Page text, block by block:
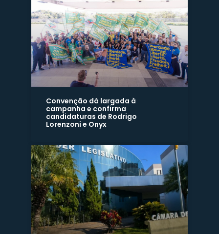
Convenção dá largada à
campanha e confirma
candidaturas de Rodrigo
Lorenzoni e Onyx